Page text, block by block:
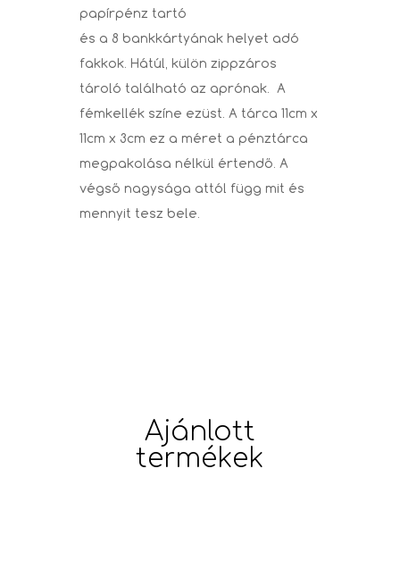
papírpénz tartó
és a 8 bankkártyának helyet adó
fakkok. Hátúl, külön zippzáros
tároló található az aprónak. A
fémkellék színe ezüst. A tárca 11cm x
11cm x 3cm ez a méret a pénztárca
megpakolása nélkül értendő. A
végső nagysága attól függ mit és
mennyit tesz bele.
Ajánlott
termékek